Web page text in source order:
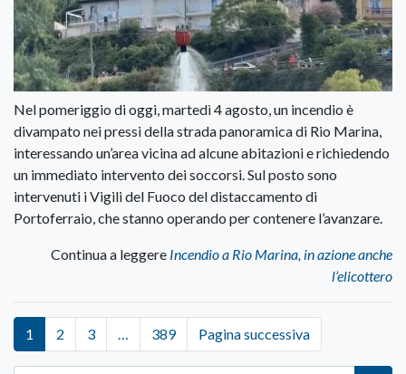
Nel pomeriggio di oggi, martedì 4 agosto, un incendio è
divampato nei pressi della strada panoramica di Rio Marina,
interessando un’area vicina ad alcune abitazioni e richiedendo
un immediato intervento dei soccorsi. Sul posto sono
intervenuti i Vigili del Fuoco del distaccamento di
Portoferraio, che stanno operando per contenere l’avanzare.
Continua a leggere Incendio a Rio Marina, in azione anche
l’elicottero
1 2 3 … 389 Pagina successiva